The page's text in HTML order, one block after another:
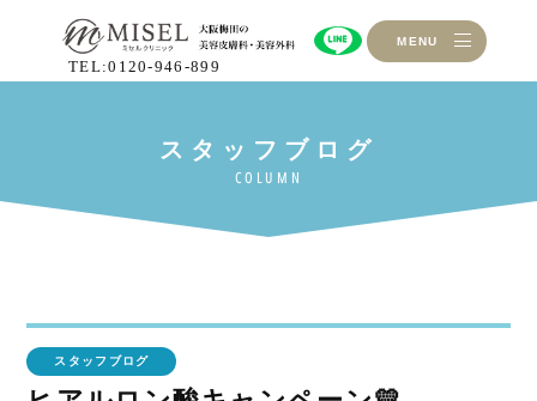
TEL:0120-946-899
MENU
スタッフブログ